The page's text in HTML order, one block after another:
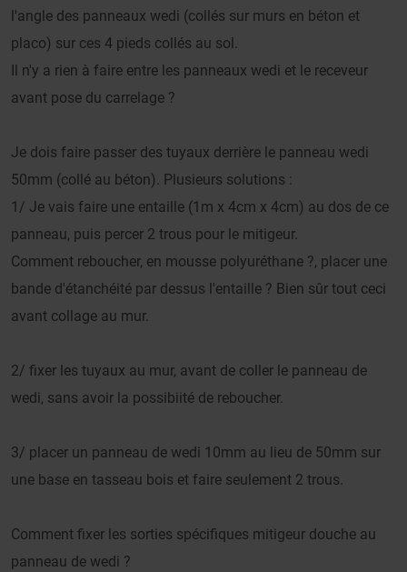
l'angle des panneaux wedi (collés sur murs en béton et
placo) sur ces 4 pieds collés au sol.
Il n'y a rien à faire entre les panneaux wedi et le receveur
avant pose du carrelage ?
Je dois faire passer des tuyaux derrière le panneau wedi
50mm (collé au béton). Plusieurs solutions :
1/ Je vais faire une entaille (1m x 4cm x 4cm) au dos de ce
panneau, puis percer 2 trous pour le mitigeur.
Comment reboucher, en mousse polyuréthane ?, placer une
bande d'étanchéité par dessus l'entaille ? Bien sûr tout ceci
avant collage au mur.
2/ fixer les tuyaux au mur, avant de coller le panneau de
wedi, sans avoir la possibiité de reboucher.
3/ placer un panneau de wedi 10mm au lieu de 50mm sur
une base en tasseau bois et faire seulement 2 trous.
Comment fixer les sorties spécifiques mitigeur douche au
panneau de wedi ?